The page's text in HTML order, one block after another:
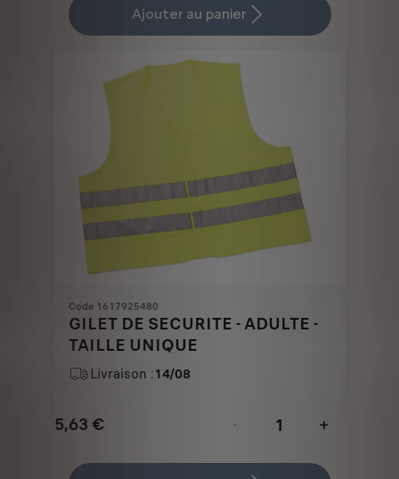
15,80
updated
Ajouter au panier
Code 1617925480
GILET DE SECURITE - ADULTE -
TAILLE UNIQUE
Livraison :14/08
5,63 €
Price
-
+
Quantity